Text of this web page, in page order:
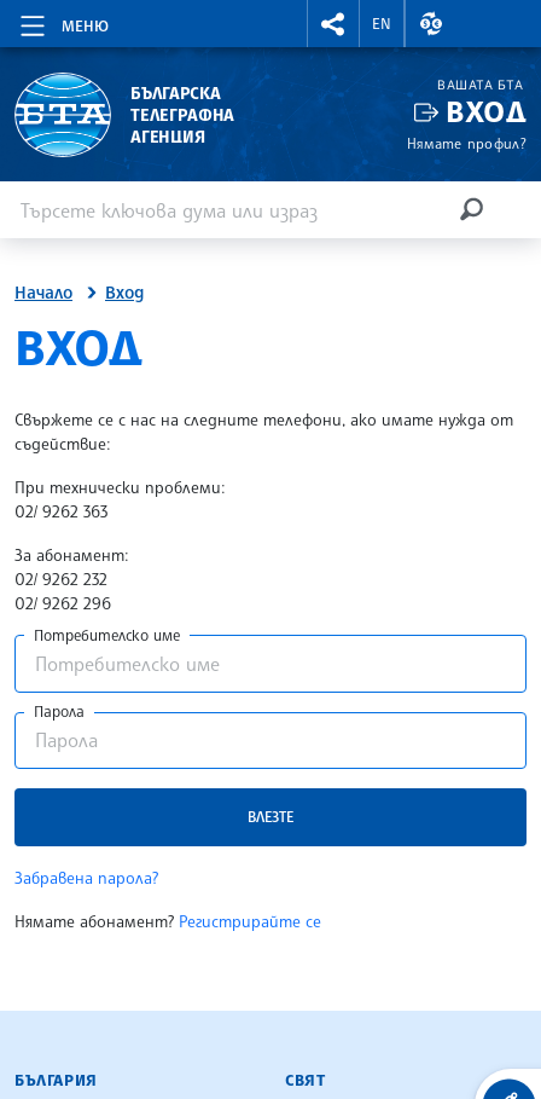
МЕНЮ
RIGHTMENU.SOCIAL
EN
ВАЛУТНИ
БЪЛГАРСКА
ТЕЛЕГРАФНА
АГЕНЦИЯ
ВАШАТА БТА
ВХОД
Нямате профил?
Начало Вход
SITE.BTA
ВХОД
Свържете се с нас на следните телефони, ако имате нужда от
съдействие:
При технически проблеми:
02/ 9262 363
За абонамент:
02/ 9262 232
02/ 9262 296
Потребителско име
Парола
ВЛЕЗТЕ
Забравена парола?
Нямате абонамент? Регистрирайте се
БЪЛГАРСКА ТЕЛЕГРАФНА АГЕНЦИЯ
БЪЛГАРИЯ СВЯТ